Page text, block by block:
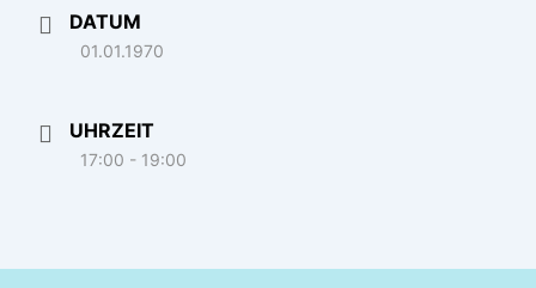
DATUM
01.01.1970
UHRZEIT
17:00 - 19:00